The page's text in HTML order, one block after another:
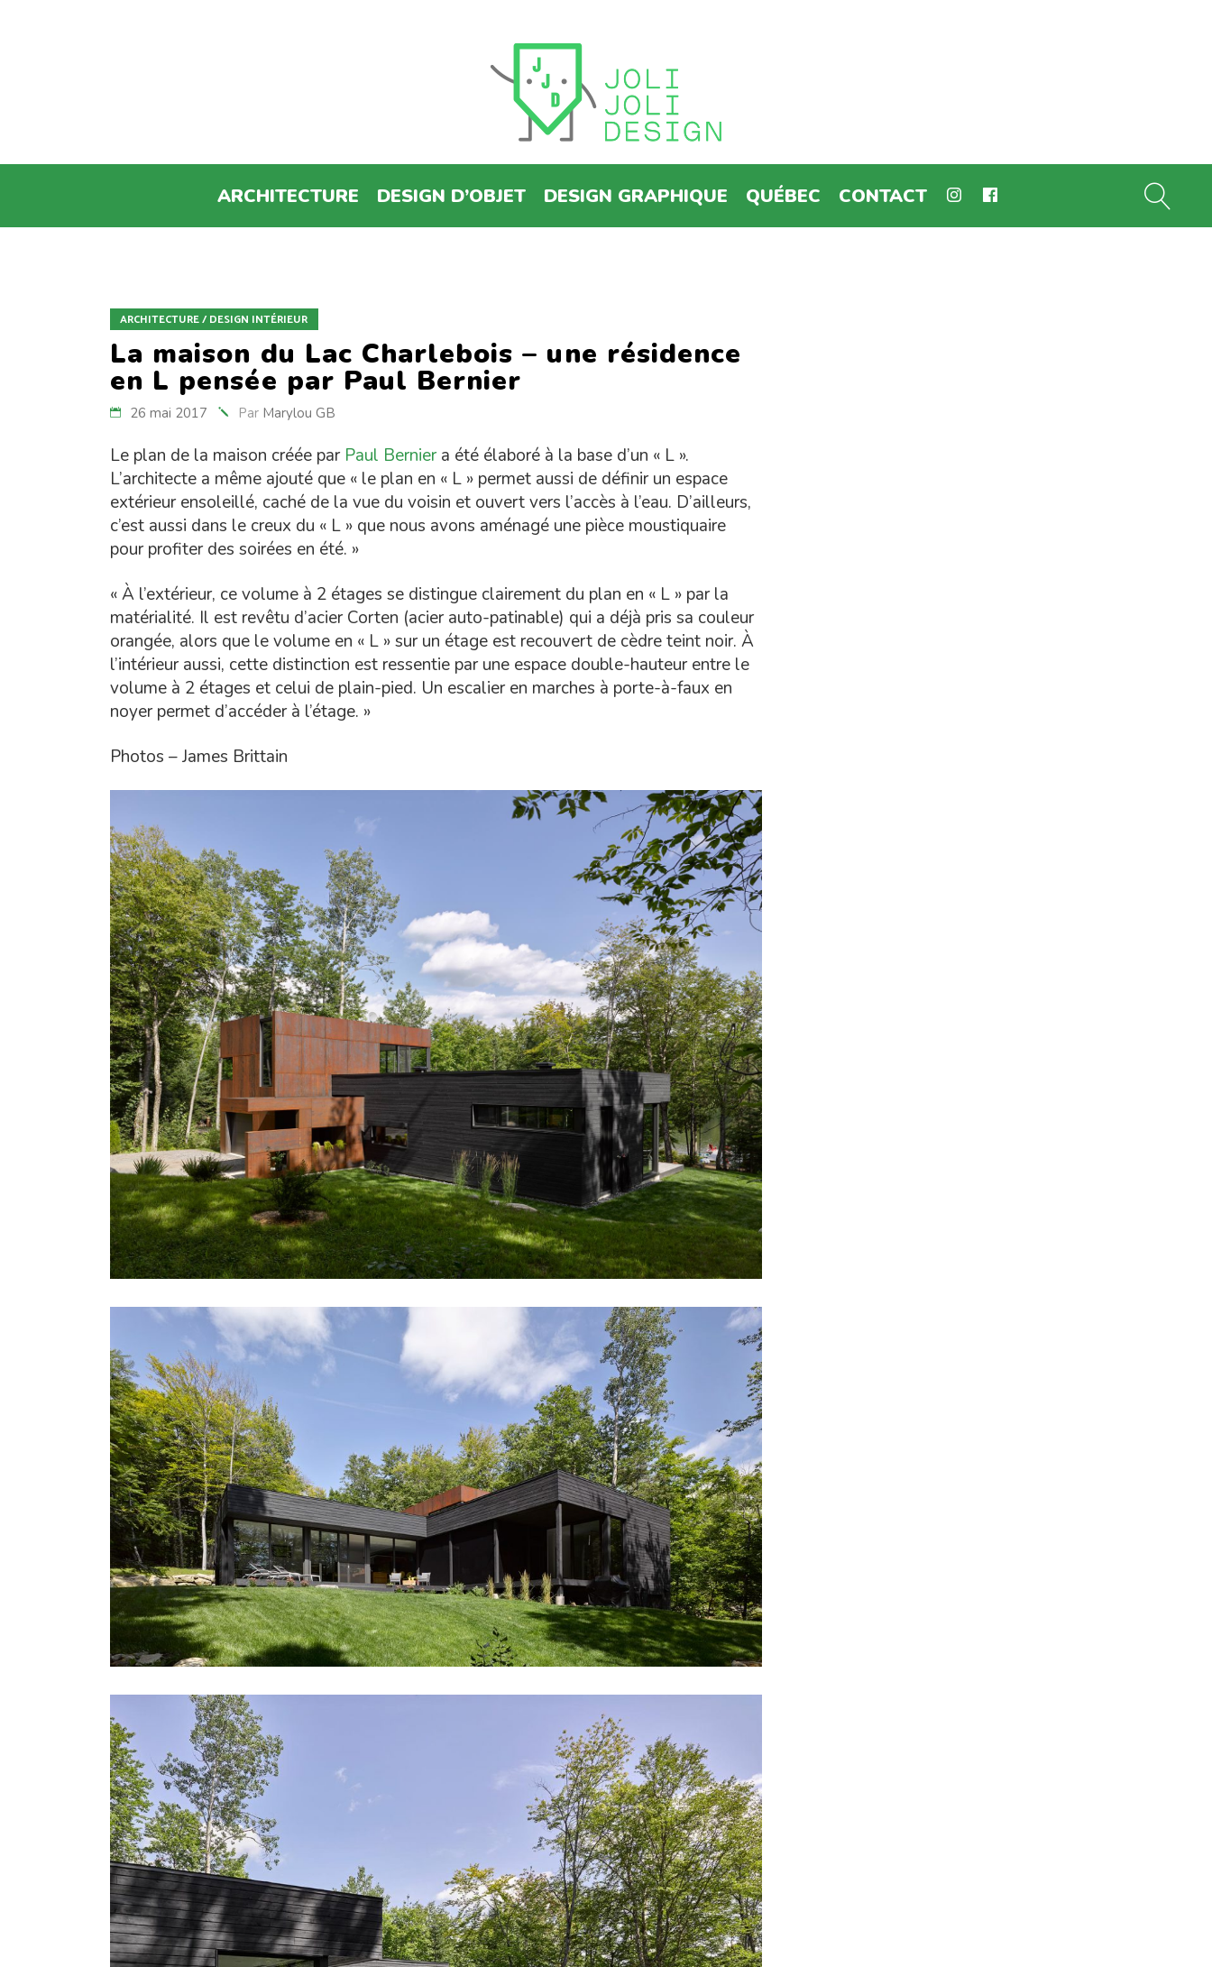
ARCHITECTURE DESIGN D’OBJET DESIGN GRAPHIQUE QUÉBEC CONTACT
ARCHITECTURE / DESIGN INTÉRIEUR
La maison du Lac Charlebois – une résidence
en L pensée par Paul Bernier
26 mai 2017 Par Marylou GB
Le plan de la maison créée par Paul Berniera été élaboré à la base d’un « L ».
L’architecte a même ajouté que « le plan en « L » permet aussi de définir un espace
extérieur ensoleillé, caché de la vue du voisin et ouvert vers l’accès à l’eau. D’ailleurs,
c’est aussi dans le creux du « L » que nous avons aménagé une pièce moustiquaire
pour profiter des soirées en été. »
« À l’extérieur, ce volume à 2 étages se distingue clairement du plan en « L » par la
matérialité. Il est revêtu d’acier Corten (acier auto-patinable) qui a déjà pris sa couleur
orangée, alors que le volume en « L » sur un étage est recouvert de cèdre teint noir. À
l’intérieur aussi, cette distinction est ressentie par une espace double-hauteur entre le
volume à 2 étages et celui de plain-pied. Un escalier en marches à porte-à-faux en
noyer permet d’accéder à l’étage. »
Photos – James Brittain